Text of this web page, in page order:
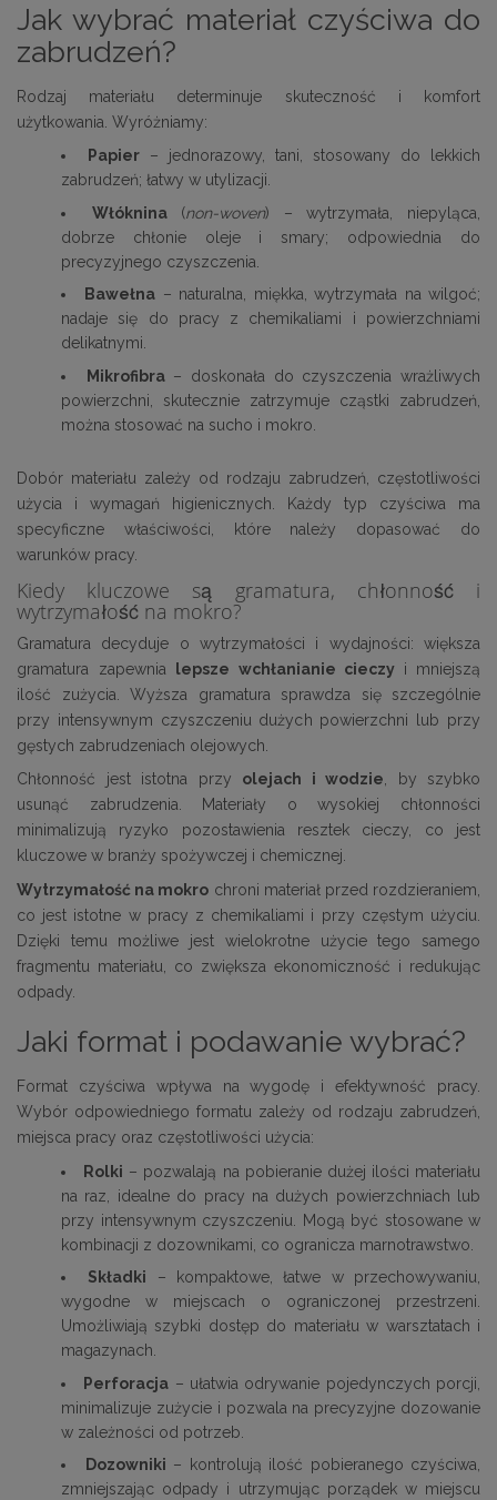
Jak wybrać materiał czyściwa do
zabrudzeń?
Rodzaj materiału determinuje skuteczność i komfort
użytkowania. Wyróżniamy:
Papier – jednorazowy, tani, stosowany do lekkich
zabrudzeń; łatwy w utylizacji.
Włóknina(non-woven) – wytrzymała, niepyląca,
dobrze chłonie oleje i smary; odpowiednia do
precyzyjnego czyszczenia.
Bawełna – naturalna, miękka, wytrzymała na wilgoć;
nadaje się do pracy z chemikaliami i powierzchniami
delikatnymi.
Mikrofibra– doskonała do czyszczenia wrażliwych
powierzchni, skutecznie zatrzymuje cząstki zabrudzeń,
można stosować na sucho i mokro.
Dobór materiału zależy od rodzaju zabrudzeń, częstotliwości
użycia i wymagań higienicznych. Każdy typ czyściwa ma
specyficzne właściwości, które należy dopasować do
warunków pracy.
Kiedy kluczowe są gramatura, chłonność i
wytrzymałość na mokro?
Gramatura decyduje o wytrzymałości i wydajności: większa
gramatura zapewnia
lepsze wchłanianie cieczy i mniejszą
ilość zużycia. Wyższa gramatura sprawdza się szczególnie
przy intensywnym czyszczeniu dużych powierzchni lub przy
gęstych zabrudzeniach olejowych.
Chłonność jest istotna przy olejach i wodzie , by szybko
usunąć zabrudzenia. Materiały o wysokiej chłonności
minimalizują ryzyko pozostawienia resztek cieczy, co jest
kluczowe w branży spożywczej i chemicznej.
Wytrzymałość na mokro chroni materiał przed rozdzieraniem,
co jest istotne w pracy z chemikaliami i przy częstym użyciu.
Dzięki temu możliwe jest wielokrotne użycie tego samego
fragmentu materiału, co zwiększa ekonomiczność i redukując
odpady.
Jaki format i podawanie wybrać?
Format czyściwa wpływa na wygodę i efektywność pracy.
Wybór odpowiedniego formatu zależy od rodzaju zabrudzeń,
miejsca pracy oraz częstotliwości użycia:
Rolki – pozwalają na pobieranie dużej ilości materiału
na raz, idealne do pracy na dużych powierzchniach lub
przy intensywnym czyszczeniu. Mogą być stosowane w
kombinacji z dozownikami, co ogranicza marnotrawstwo.
Składki – kompaktowe, łatwe w przechowywaniu,
wygodne w miejscach o ograniczonej przestrzeni.
Umożliwiają szybki dostęp do materiału w warsztatach i
magazynach.
Perforacja – ułatwia odrywanie pojedynczych porcji,
minimalizuje zużycie i pozwala na precyzyjne dozowanie
w zależności od potrzeb.
Dozowniki – kontrolują ilość pobieranego czyściwa,
zmniejszając odpady i utrzymując porządek w miejscu